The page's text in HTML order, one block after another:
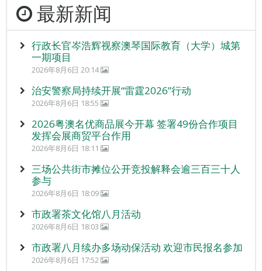
最新新闻
行政长官岑浩辉视察澳琴国际教育（大学）城第
一期项目
2026年8月6日 20:14
治安警察局持续开展“雷霆2026”行动
2026年8月6日 18:55
2026粤澳名优商品展今开幕 签署49份合作项目
发挥会展商贸平台作用
2026年8月6日 18:11
三场公共街市摊位公开竞投解释会逾三百三十人
参与
2026年8月6日 18:09
市政署茶文化馆八月活动
2026年8月6日 18:03
市政署八月续办多场动保活动 欢迎市民报名参加
2026年8月6日 17:52